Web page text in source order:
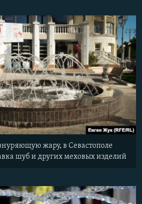
жару, в Севастополе
шуб и других меховых изделий